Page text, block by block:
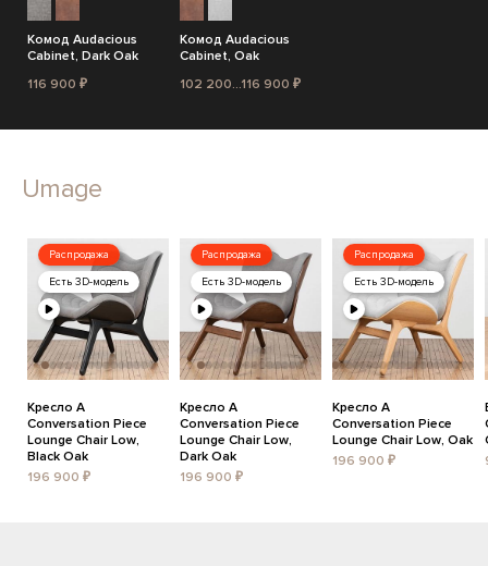
Комод Audacious
Cabinet, Dark Oak
116 900 ₽
Комод Audacious
Cabinet, Oak
102 200...116 900 ₽
Umage
Распродажа
Есть 3D-модель
Кресло A
Conversation Piece
Lounge Chair Low,
Black Oak
196 900 ₽
Распродажа
Есть 3D-модель
Кресло A
Conversation Piece
Lounge Chair Low,
Dark Oak
196 900 ₽
Распродажа
Есть 3D-модель
Кресло A
Conversation Piece
Lounge Chair Low, Oak
196 900 ₽